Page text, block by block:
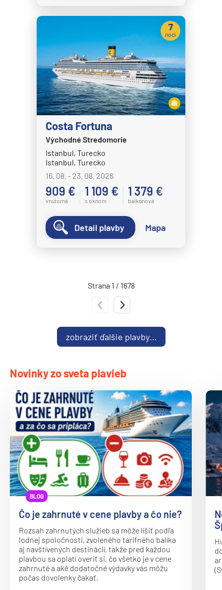
Norwegian Epic
Norwegian Escape
Norwegian Gem
Norwegian Getaway
Norwegian Jade
Norwegian Jewel
Norwegian Joy
Norwegian Luna
Norwegian Pearl
Norwegian Prima
Norwegian Spirit
Oceania Allura
Oceania Insignia
Oceania Nautica
Oceania Regatta
Oceania Riviera
Oceania Sirena
Oceania Vista
P&O
Arcadia
Arvia
Aurora
Azura
Britannia
Iona
Ventura
Costa Fortuna
Východné Stredomorie
Istanbul, Turecko
Istanbul, Turecko
16. 08. - 23. 08. 2026
909 €
vnútorná
1 109 €
s oknom
1 379 €
balkónová
7
nocí
Detail plavby Mapa
Strana 1 / 1678
Predchádzajúca strana
zobraziť ďalšie plavby…
Novinky zo sveta plavieb
BLOG
Čo je zahrnuté v cene plavby a čo nie?
Rozsah zahrnutých služieb sa môže líšiť podľa
lodnej spoločnosti, zvoleného tarifného balíka
aj navštívených destinácií, takže pred každou
plavbou sa oplatí overiť si, čo všetko je v cene
zahrnuté a aké dodatočné výdavky vás môžu
počas dovolenky čakať.